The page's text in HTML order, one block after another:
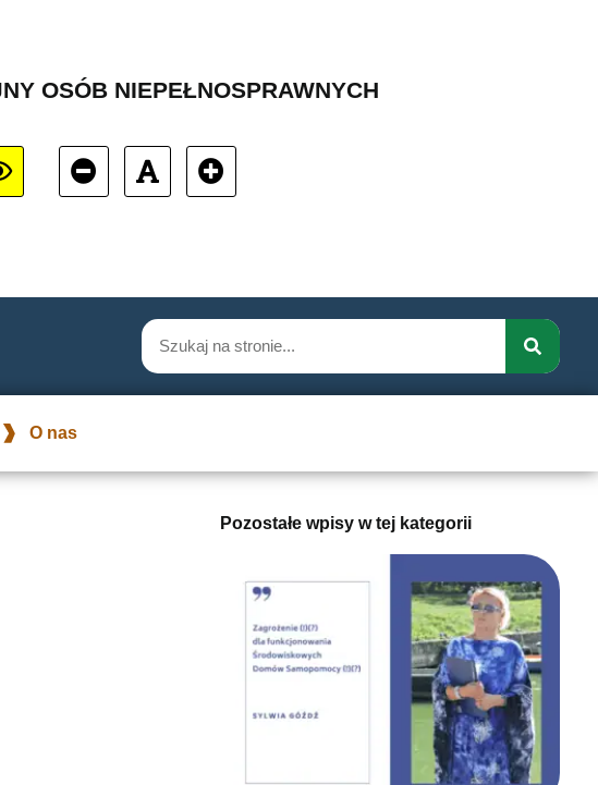
OSÓB NIEPEŁNOSPRAWNYCH
O nas
Pozostałe wpisy w tej kategorii